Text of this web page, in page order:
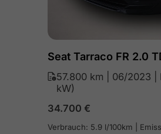
Seat Tarraco FR 2.0
57.800 km | 06/2023 |
kW)
34.700 €
Verbrauch: 5.9 l/100km |